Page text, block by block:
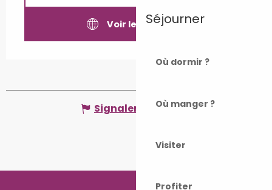
Séjourner
Où dormir ?
Où manger ?
Visiter
Profiter
Voir les sites web
Signaler une erreur